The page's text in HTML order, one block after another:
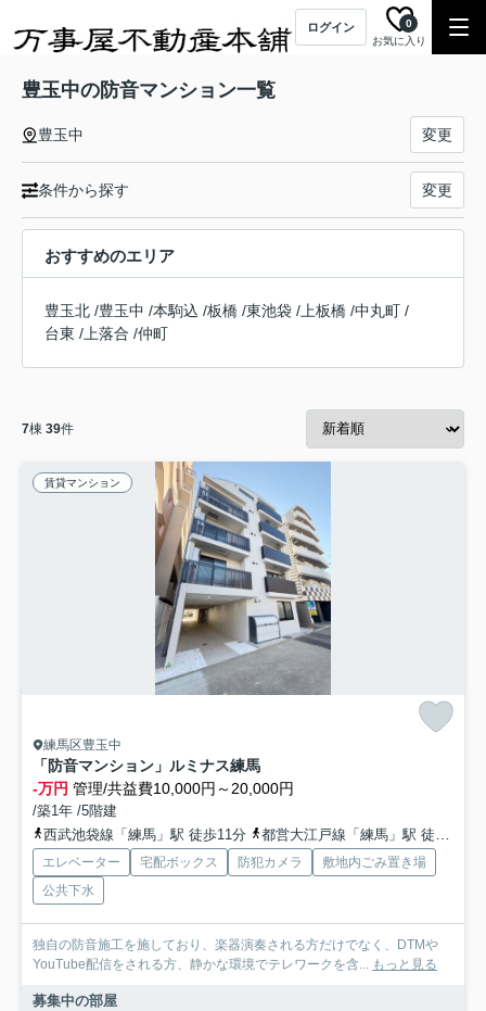
ログイン
お気に入り
0
豊玉中の防音マンション一覧
豊玉中 変更
条件から探す 変更
おすすめのエリア
豊玉北 /豊玉中 /本駒込 /板橋 /東池袋 / 上板橋 /中丸町 /
台東 / 上落合 /仲町
7棟 39件
賃貸マンション
練馬区豊玉中
「防音マンション」ルミナス練馬
-万円 管理/共益費10,000円～20,000円
/築1年 /5階建
西武池袋線「練馬」駅 徒歩11分
都営大江戸線「練馬」駅 徒歩11分
エレベーター 宅配ボックス 防犯カメラ
敷地内ごみ置き場
公共下水
独自の防音施工を施しており、楽器演奏される方だけでなく、DTMや
YouTube配信をされる方、静かな環境でテレワークを含... もっと見る
募集中の部屋